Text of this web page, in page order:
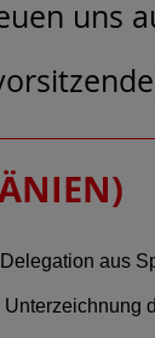
uns
aus